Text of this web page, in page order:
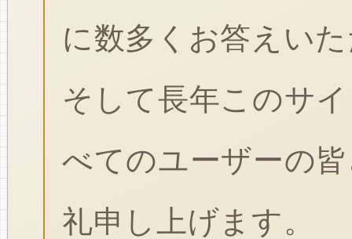
に数多くお答えい
そして長年このサ
べてのユーザーの
礼申し上げます。